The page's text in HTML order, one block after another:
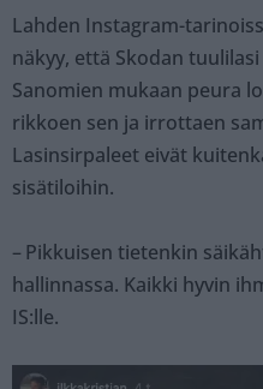
Lahden Instagram-
näkyy, että Skodan
Sanomien mukaan peura
rikkoen sen ja irrottaen
Lasinsirpaleet eivät
sisätiloihin.
– Pikkuisen tietenkin
hallinnassa. Kaikki hyvin
IS:lle.